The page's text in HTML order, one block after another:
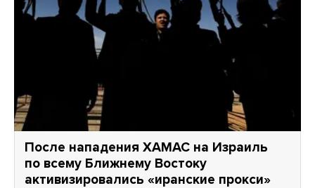
После нападения ХАМАС на Израиль
по всему Ближнему Востоку
активизировались «иранские прокси»